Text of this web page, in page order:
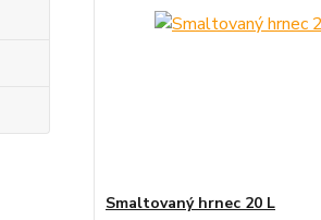
Smaltovaný hrnec 20 L